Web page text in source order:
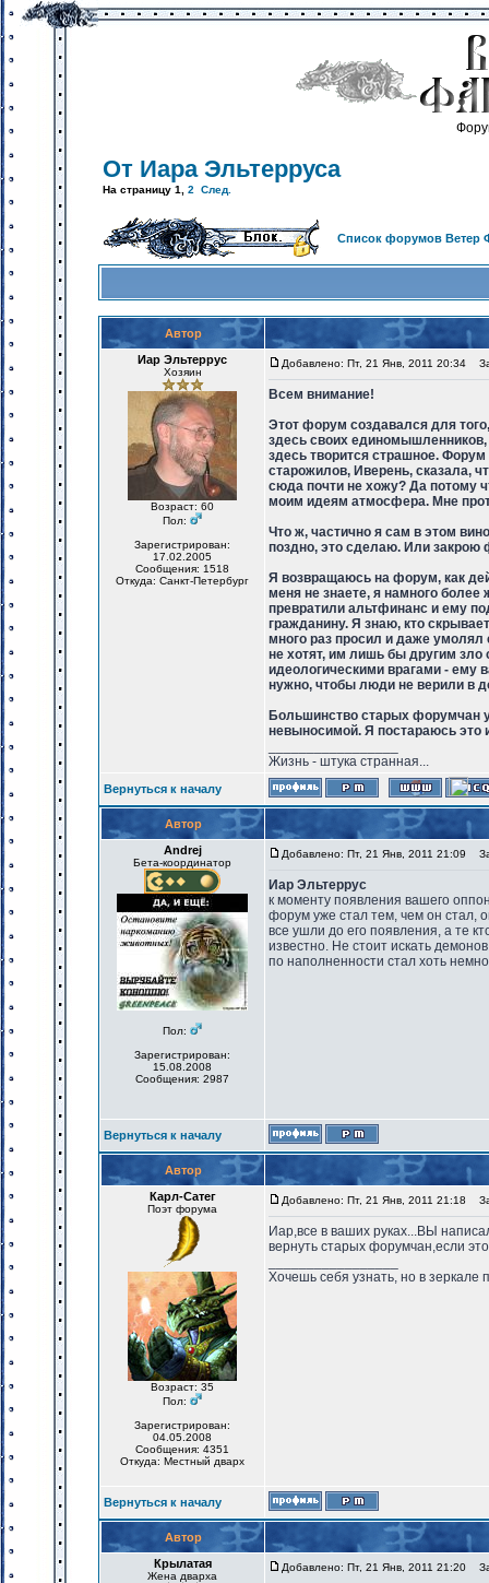
От Иара Эльтерруса
На страницу 1 2 След.
Список форумов Ветер
Автор
Иар Эльтеррус
Хозяин
Возраст: 60
Пол:
Зарегистрирован:
17.02.2005
Сообщения: 1518
Откуда: Санкт-Петербург
Добавлено: Пт, 21 Янв, 2011 20:34
Всем внимание!
Этот форум создавался для
здесь своих единомышленников,
здесь творится страшное.
старожилов, Иверень, сказала,
сюда почти не хожу? Да потому
моим идеям атмосфера. Мне
Что ж, частично я сам в этом
поздно, это сделаю. Или закрою
Я возвращаюсь на форум, как
меня не знаете, я намного
превратили альтфинанс и ему
гражданину. Я знаю, кто
много раз просил и даже умолял
не хотят, им лишь бы другим
идеологическими врагами - ему
нужно, чтобы люди не верили в
Большинство старых форумчан
невыносимой. Я постараюсь это
Жизнь - штука странная...
Вернуться к началу
Автор
Andrej
Бета-координатор
Пол:
Зарегистрирован:
15.08.2008
Сообщения: 2987
Добавлено: Пт, 21 Янв, 2011 21:09
Иар Эльтеррус
к моменту появления вашего
форум уже стал тем, чем он стал,
все ушли до его появления, а те
известно. Не стоит искать
по наполненности стал хоть
Вернуться к началу
Автор
Карл-Сатег
Поэт форума
Возраст: 35
Пол:
Зарегистрирован:
04.05.2008
Сообщения: 4351
Откуда: Местный дварх
Добавлено: Пт, 21 Янв, 2011 21:18
Иар,все в ваших руках...ВЫ
вернуть старых форумчан,если
Хочешь себя узнать, но в зеркале
Вернуться к началу
Автор
Крылатая
Жена дварха
Добавлено: Пт, 21 Янв, 2011 21:20